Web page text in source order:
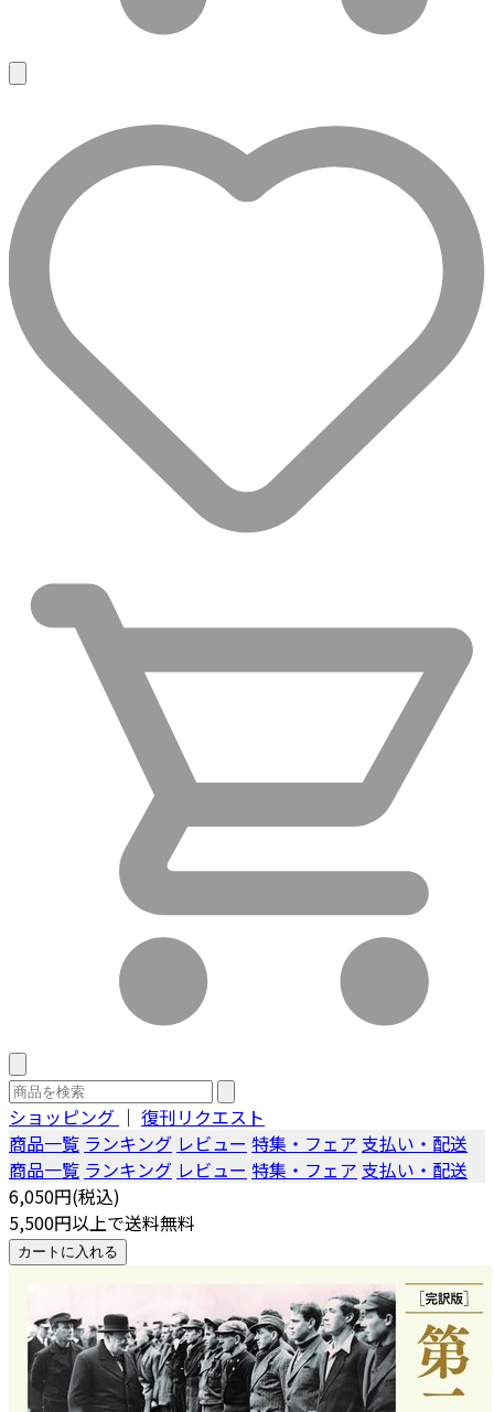
ショッピング ｜ 復刊リクエスト
商品一覧 ランキング レビュー 特集・フェア 支払い・配送
商品一覧 ランキング レビュー 特集・フェア 支払い・配送
6,050円(税込)
5,500円以上で送料無料
カートに入れる